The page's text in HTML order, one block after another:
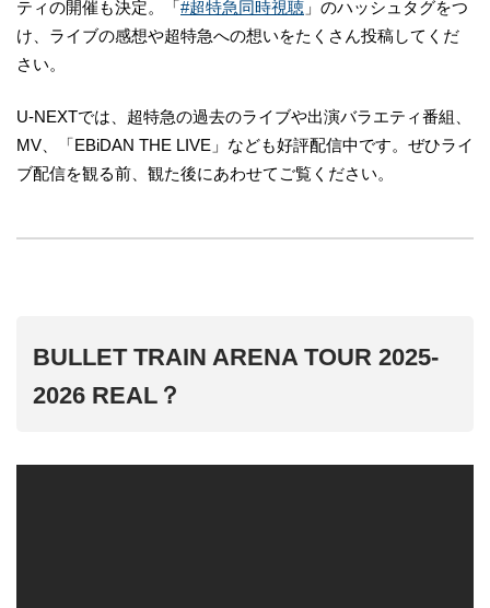
ティの開催も決定。「#超特急同時視聴 」のハッシュタグをつ
け、ライブの感想や超特急への想いをたくさん投稿してくだ
さい。
U-NEXTでは、超特急の過去のライブや出演バラエティ番組、
MV、「EBiDAN THE LIVE」なども好評配信中です。ぜひライ
ブ配信を観る前、観た後にあわせてご覧ください。
BULLET TRAIN ARENA TOUR 2025-
2026 REAL？